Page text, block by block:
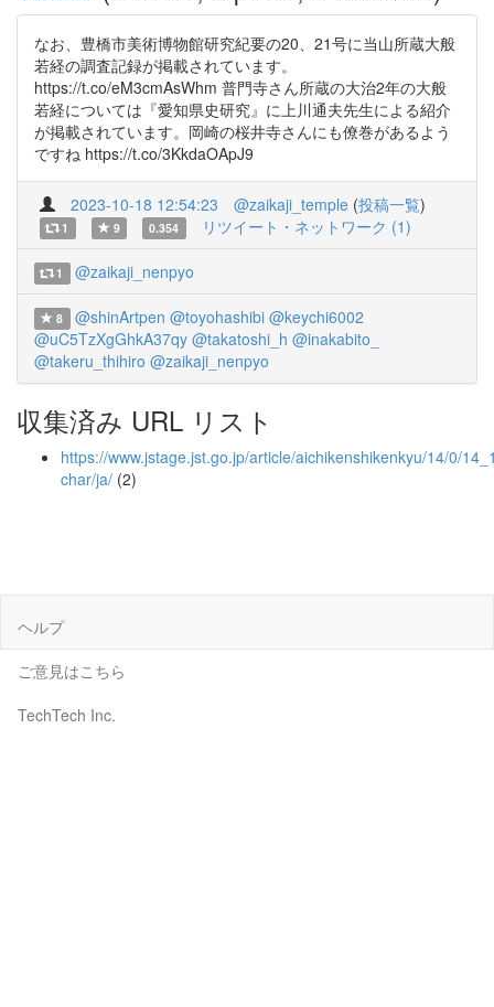
なお、豊橋市美術博物館研究紀要の20、21号に当山所蔵大般
若経の調査記録が掲載されています。
https://t.co/eM3cmAsWhm 普門寺さん所蔵の大治2年の大般
若経については『愛知県史研究』に上川通夫先生による紹介
が掲載されています。岡崎の桜井寺さんにも僚巻があるよう
ですね https://t.co/3KkdaOApJ9
2023-10-18 12:54:23 @zaikaji_temple (投稿一覧)
1 9 0.354 リツイート・ネットワーク (1)
1 @zaikaji_nenpyo
8 @shinArtpen @toyohashibi @keychi6002
@uC5TzXgGhkA37qy @takatoshi_h @inakabito_
@takeru_thihiro @zaikaji_nenpyo
収集済み URL リスト
https://www.jstage.jst.go.jp/article/aichikenshikenkyu/14/0/
char/ja/ (2)
ヘルプ
ご意見はこちら
TechTech Inc.